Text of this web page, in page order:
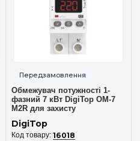
Обмежувач потужності 1-
фазний 7 кВт DigiTop ОМ-7
M2R для захисту
електромережі
DigiTop
16018